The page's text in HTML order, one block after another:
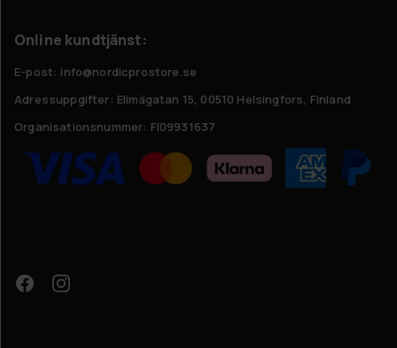
Online kundtjänst:
E-post: info@nordicprostore.se
Adressuppgifter: Elimägatan 15, 00510 Helsingfors, Finland
Organisationsnummer: FI09931637